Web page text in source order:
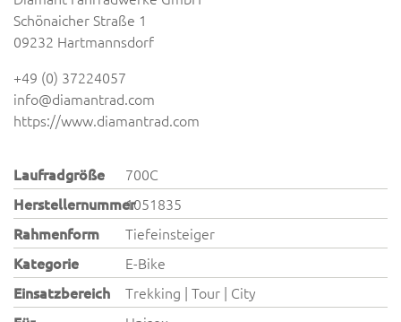
Schönaicher Straße 1
09232 Hartmannsdorf
+49 (0) 37224057
info@diamantrad.com
https://www.diamantrad.com
Laufradgröße
700C
Herstellernummer1051835
Rahmenform
Tiefeinsteiger
Kategorie
E-Bike
Einsatzbereich
Trekking | Tour | City